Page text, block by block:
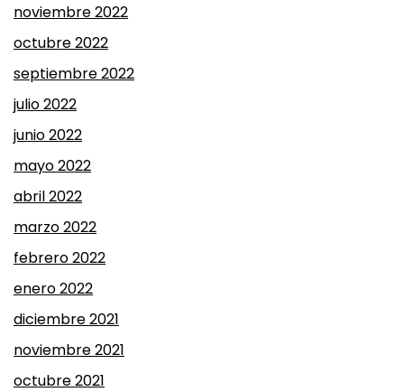
noviembre 2022
octubre 2022
septiembre 2022
julio 2022
junio 2022
mayo 2022
abril 2022
marzo 2022
febrero 2022
enero 2022
diciembre 2021
noviembre 2021
octubre 2021